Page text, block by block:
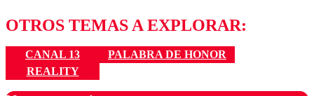
OTROS TEMAS A EXPLORAR:
CANAL 13
PALABRA DE HONOR
REALITY